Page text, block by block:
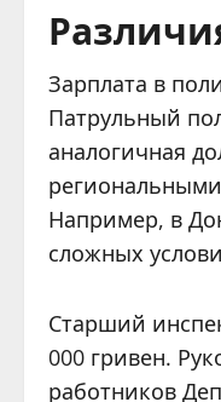
Зарплата в
Патрульный
аналогичная
Например, в
сложных
Старший
000 гривен.
работников